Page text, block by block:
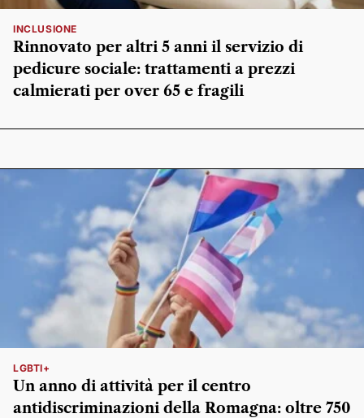
INCLUSIONE
Rinnovato per altri 5 anni il servizio di
pedicure sociale: trattamenti a prezzi
calmierati per over 65 e fragili
LGBTI+
Un anno di attività per il centro
antidiscriminazioni della Romagna: oltre 750